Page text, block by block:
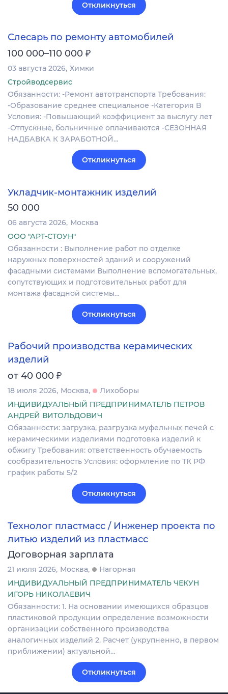
Откликнуться
Слесарь по ремонту автомобилей
100 000–110 000 ₽
03 августа 2026 Химки
Стройводсервис
Обязанности: -Ремонт автотранспорта Требования:
-Образование среднее специальное -Категория B
Условия: -Повышающий коэффициент за выслугу лет
-Отпускные, больничные оплачиваются -СЕЗОННАЯ
НАДБАВКА К ЗАРАБОТНОЙ…
Откликнуться
Укладчик-монтажник изделий
50 000
06 августа 2026 Москва
ООО "АРТ-СТОУН"
Обязанности : Выполнение работ по отделке
наружных поверхностей зданий и сооружений
фасадными системами Выполнение вспомогательных,
сопутствующих и подготовительных работ для
монтажа фасадной системы…
Откликнуться
Рабочий производства керамических
изделий
от 40 000 ₽
18 июля 2026 Москва
Лихоборы
ИНДИВИДУАЛЬНЫЙ ПРЕДПРИНИМАТЕЛЬ ПЕТРОВ
АНДРЕЙ ВИТОЛЬДОВИЧ
Обязанности: загрузка, разгрузка муфельных печей с
керамическими изделиями подготовка изделий к
обжигу Требования: ответственность обучаемость
сообразительность Условия: оформление по ТК РФ
график работы 5/2
Откликнуться
Технолог пластмасс / Инженер проекта по
литью изделий из пластмасс
Договорная зарплата
21 июля 2026 Москва
Нагорная
ИНДИВИДУАЛЬНЫЙ ПРЕДПРИНИМАТЕЛЬ ЧЕКУН
ИГОРЬ НИКОЛАЕВИЧ
Обязанности: 1. На основании имеющихся образцов
пластиковой продукции определение возможности
организации собственного производства
аналогичных изделий 2. Расчет (укрупненно, в первом
приближении) актуальной…
Откликнуться